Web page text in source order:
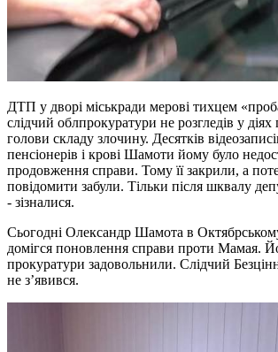
ДТП у дворі міськради мерові тихцем
слідчий облпрокуратури не розгледів у діях
голови складу злочину. Десятків
пенсіонерів і крові Шамоти йому було
продовження справи. Тому її закрили, а
повідомити забули. Тільки після шквалу
- зізналися.
Сьогодні Олександр Шамота в
домігся поновлення справи проти Мамая.
прокуратури задовольнили. Слідчий
не з’явився.